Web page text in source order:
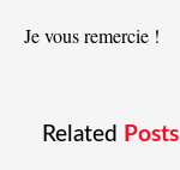
Je vous remercie !
Related Posts